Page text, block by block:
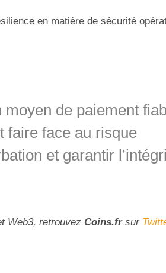
en matière de sécurité
de paiement
faire face au risque
et garantir
Web3, retrouvez Coins.fr sur